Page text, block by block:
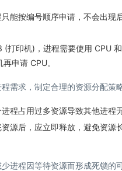
能按编号顺序申请，不会出现
打印机)，进程需要使用 CPU
申请 CPU。
需求，制定合理的资源分配策
程占用过多资源导致其他进程
源后，应立即释放，避免资
进程因等待资源而形成死锁的可